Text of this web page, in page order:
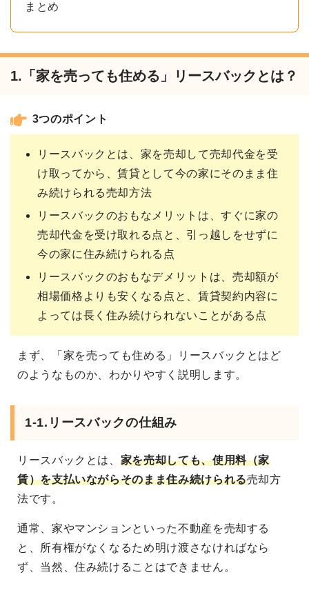
まとめ
1.「家を売っても住める」リースバックとは？
3つのポイント
リースバックとは、家を売却して売却代金を受
け取ってから、賃貸として今の家にそのまま住
み続けられる売却方法
リースバックのおもなメリットは、すぐに家の
売却代金を受け取れる点と、引っ越しをせずに
今の家に住み続けられる点
リースバックのおもなデメリットは、売却額が
相場価格よりも安くなる点と、賃貸契約内容に
よっては長く住み続けられないことがある点
まず、「家を売っても住める」リースバックとはど
のようなものか、わかりやすく説明します。
1-1.リースバックの仕組み
リースバックとは、 家を売却しても、使用料（家
賃）を支払いながらそのまま住み続けられる売却方
法です。
通常、家やマンションといった不動産を売却する
と、所有権がなくなるため明け渡さなければなら
ず、当然、住み続けることはできません。